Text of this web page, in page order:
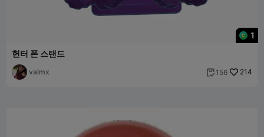
1
헌터 폰 스탠드
valmx  156 214